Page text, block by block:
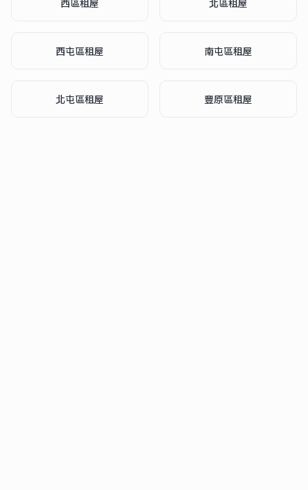
西區租屋 北區租屋
西屯區租屋 南屯區租屋
北屯區租屋 豐原區租屋